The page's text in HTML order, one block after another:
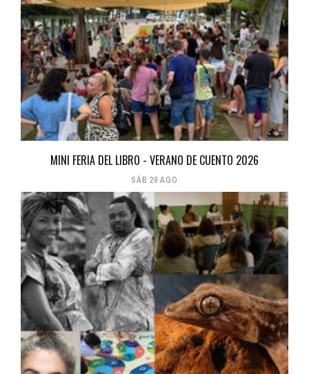
MINI FERIA DEL LIBRO - VERANO DE CUENTO 2026
SÁB 29 AGO